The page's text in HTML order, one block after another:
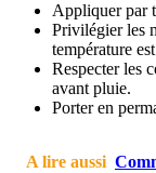
Appliquer par
Privilégier les
température
Respecter les
avant pluie.
Porter en
A lire aussi